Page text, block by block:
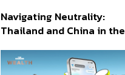
Navigating Neutrality:
Thailand and China in the
Order